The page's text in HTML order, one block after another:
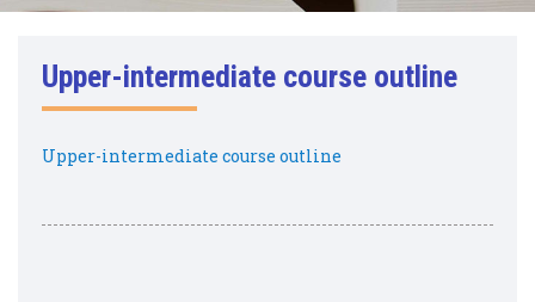
Upper-intermediate course outline
Upper-intermediate course outline